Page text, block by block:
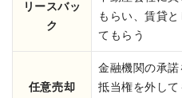
リースバッ
ク
もらい、賃貸と
てもらう
任意売却
金融機関の承諾
抵当権を外して